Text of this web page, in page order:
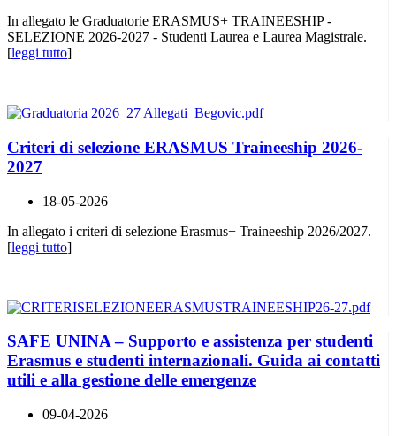
In allegato le Graduatorie ERASMUS+ TRAINEESHIP -
SELEZIONE 2026-2027 - Studenti Laurea e Laurea Magistrale.
[leggi tutto]
Criteri di selezione ERASMUS Traineeship 2026-
2027
18-05-2026
In allegato i criteri di selezione Erasmus+ Traineeship 2026/2027.
[leggi tutto]
SAFE UNINA – Supporto e assistenza per studenti
Erasmus e studenti internazionali. Guida ai contatti
utili e alla gestione delle emergenze
09-04-2026